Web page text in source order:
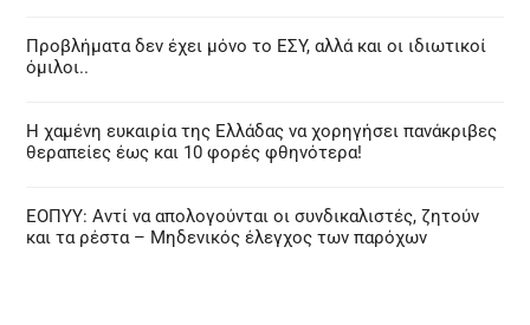
Προβλήματα δεν έχει μόνο το ΕΣΥ, αλλά και οι ιδιωτικοί
όμιλοι..
Η χαμένη ευκαιρία της Ελλάδας να χορηγήσει πανάκριβες
θεραπείες έως και 10 φορές φθηνότερα!
ΕΟΠΥΥ: Αντί να απολογούνται οι συνδικαλιστές, ζητούν
και τα ρέστα – Μηδενικός έλεγχος των παρόχων